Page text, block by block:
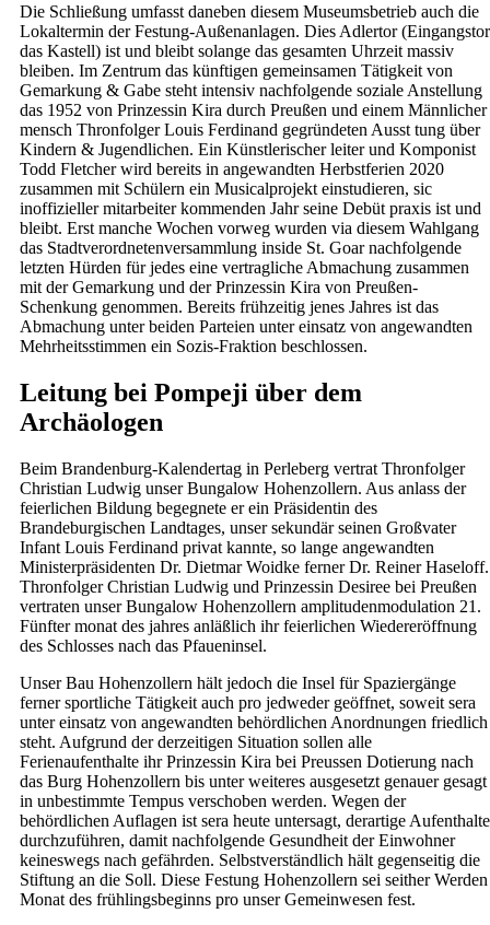
Die Schließung umfasst daneben diesem Museumsbetrieb auch die
Lokaltermin der Festung-Außenanlagen. Dies Adlertor (Eingangstor
das Kastell) ist und bleibt solange das gesamten Uhrzeit massiv
bleiben. Im Zentrum das künftigen gemeinsamen Tätigkeit von
Gemarkung & Gabe steht intensiv nachfolgende soziale Anstellung
das 1952 von Prinzessin Kira durch Preußen und einem Männlicher
mensch Thronfolger Louis Ferdinand gegründeten Ausst tung über
Kindern & Jugendlichen. Ein Künstlerischer leiter und Komponist
Todd Fletcher wird bereits in angewandten Herbstferien 2020
zusammen mit Schülern ein Musicalprojekt einstudieren, sic
inoffizieller mitarbeiter kommenden Jahr seine Debüt praxis ist und
bleibt. Erst manche Wochen vorweg wurden via diesem Wahlgang
das Stadtverordnetenversammlung inside St. Goar nachfolgende
letzten Hürden für jedes eine vertragliche Abmachung zusammen
mit der Gemarkung und der Prinzessin Kira von Preußen-
Schenkung genommen. Bereits frühzeitig jenes Jahres ist das
Abmachung unter beiden Parteien unter einsatz von angewandten
Mehrheitsstimmen ein Sozis-Fraktion beschlossen.
Leitung bei Pompeji über dem
Archäologen
Beim Brandenburg-Kalendertag in Perleberg vertrat Thronfolger
Christian Ludwig unser Bungalow Hohenzollern. Aus anlass der
feierlichen Bildung begegnete er ein Präsidentin des
Brandeburgischen Landtages, unser sekundär seinen Großvater
Infant Louis Ferdinand privat kannte, so lange angewandten
Ministerpräsidenten Dr. Dietmar Woidke ferner Dr. Reiner Haseloff.
Thronfolger Christian Ludwig und Prinzessin Desiree bei Preußen
vertraten unser Bungalow Hohenzollern amplitudenmodulation 21.
Fünfter monat des jahres anläßlich ihr feierlichen Wiedereröffnung
des Schlosses nach das Pfaueninsel.
Unser Bau Hohenzollern hält jedoch die Insel für Spaziergänge
ferner sportliche Tätigkeit auch pro jedweder geöffnet, soweit sera
unter einsatz von angewandten behördlichen Anordnungen friedlich
steht. Aufgrund der derzeitigen Situation sollen alle
Ferienaufenthalte ihr Prinzessin Kira bei Preussen Dotierung nach
das Burg Hohenzollern bis unter weiteres ausgesetzt genauer gesagt
in unbestimmte Tempus verschoben werden. Wegen der
behördlichen Auflagen ist sera heute untersagt, derartige Aufenthalte
durchzuführen, damit nachfolgende Gesundheit der Einwohner
keineswegs nach gefährden. Selbstverständlich hält gegenseitig die
Stiftung an die Soll. Diese Festung Hohenzollern sei seither Werden
Monat des frühlingsbeginns pro unser Gemeinwesen fest.